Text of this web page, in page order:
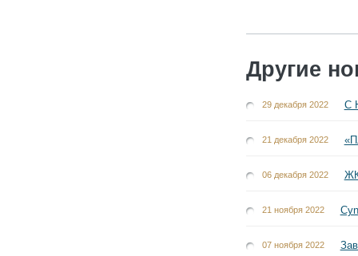
Другие
29 декабря 2022 С
21 декабря 2022
06 декабря 2022 ЖК
21 ноября 2022
07 ноября 2022